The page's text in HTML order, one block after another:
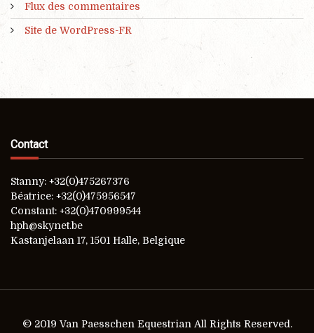
Flux des commentaires
Site de WordPress-FR
Contact
Stanny: +32(0)475267376
Béatrice: +32(0)475956547
Constant: +32(0)470999544
hph@skynet.be
Kastanjelaan 17, 1501 Halle, Belgique
© 2019 Van Paesschen Equestrian All Rights Reserved.